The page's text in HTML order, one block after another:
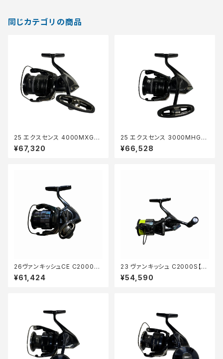
同じカテゴリの商品
25 エクスセンス 4000MXG
【中古品】
¥67,320
25 エクスセンス 3000MHG
【中古品】
¥66,528
26ヴァンキッシュCE C2000S
【中古品】
¥61,424
23 ヴァンキッシュ C2000S【中
古品】
¥54,590